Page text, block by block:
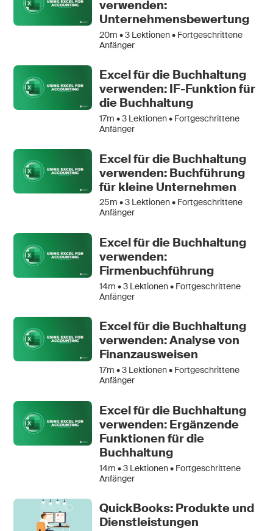
verwenden:
Unternehmensbewertung
20m •3 Lektionen • Fortgeschrittene
Anfänger
Excel für die Buchhaltung
verwenden: IF-Funktion für
die Buchhaltung
17m •3 Lektionen • Fortgeschrittene
Anfänger
Excel für die Buchhaltung
verwenden: Buchführung
für kleine Unternehmen
25m •3 Lektionen • Fortgeschrittene
Anfänger
Excel für die Buchhaltung
verwenden:
Firmenbuchführung
14m •3 Lektionen • Fortgeschrittene
Anfänger
Excel für die Buchhaltung
verwenden: Analyse von
Finanzausweisen
17m •3 Lektionen • Fortgeschrittene
Anfänger
Excel für die Buchhaltung
verwenden: Ergänzende
Funktionen für die
Buchhaltung
14m •3 Lektionen • Fortgeschrittene
Anfänger
QuickBooks: Produkte und
Dienstleistungen